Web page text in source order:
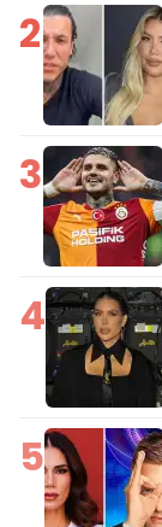
2
3
4
5